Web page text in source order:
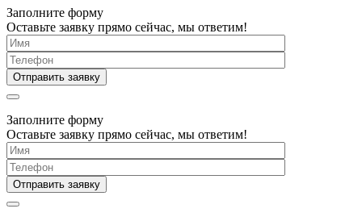
Заполните форму
Оставьте заявку прямо сейчас, мы ответим!
Заполните форму
Оставьте заявку прямо сейчас, мы ответим!